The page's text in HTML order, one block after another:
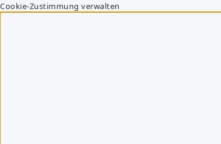
Cookie-Zustimmung verwalten